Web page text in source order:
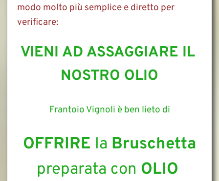
modo molto più semplice e diretto per
verificare:
VIENI AD ASSAGGIARE IL
NOSTRO OLIO
Frantoio Vignoli è ben lieto di
OFFRIRE la Bruschetta
preparata con OLIO